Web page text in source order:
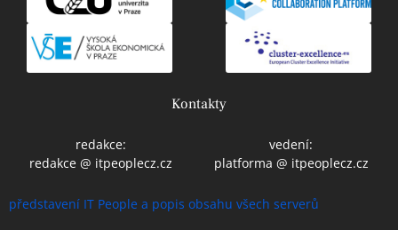
Kontakty
redakce:
redakce @ itpeoplecz.cz
vedení:
platforma @ itpeoplecz.cz
představení IT People a popis obsahu všech serverů